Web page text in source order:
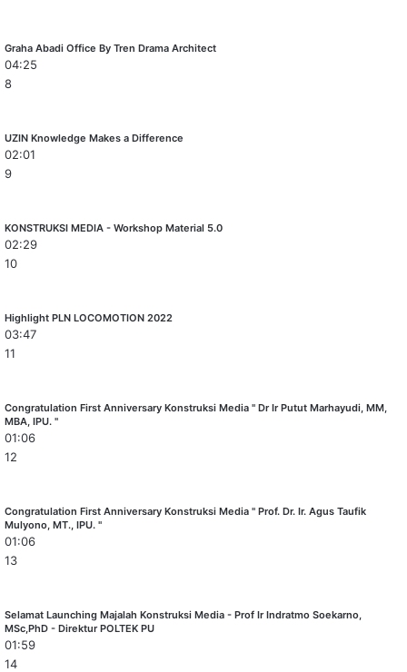
Graha Abadi Office By Tren Drama Architect
04:25
8
UZIN Knowledge Makes a Difference
02:01
9
KONSTRUKSI MEDIA - Workshop Material 5.0
02:29
10
Highlight PLN LOCOMOTION 2022
03:47
11
Congratulation First Anniversary Konstruksi Media " Dr Ir Putut Marhayudi, MM,
MBA, IPU. "
01:06
12
Congratulation First Anniversary Konstruksi Media " Prof. Dr. Ir. Agus Taufik
Mulyono, MT., IPU. "
01:06
13
Selamat Launching Majalah Konstruksi Media - Prof Ir Indratmo Soekarno,
MSc,PhD - Direktur POLTEK PU
01:59
14